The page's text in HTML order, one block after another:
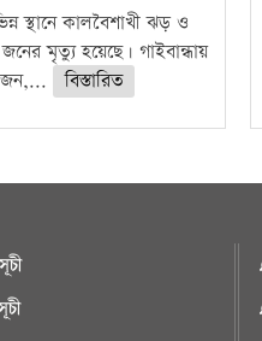
স্থানে কালবৈশাখী ঝড় ও
মৃত্যু হয়েছে। গাইবান্ধায়
বিস্তারিত